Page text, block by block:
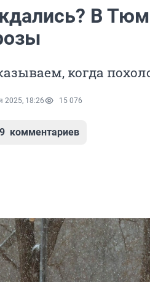
В
когда
2025, 18:26 15 076
комментариев